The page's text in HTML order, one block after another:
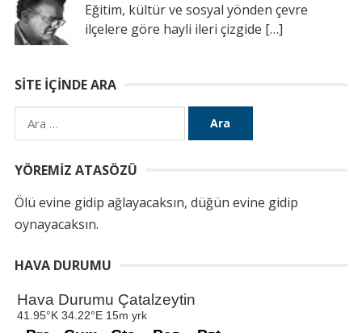
Eğitim, kültür ve sosyal yönden çevre
ilçelere göre hayli ileri çizgide […]
SITE İÇINDE ARA
Arama:
YÖREMIZ ATASÖZÜ
Ölü evine gidip ağlayacaksın, düğün evine gidip
oynayacaksın.
HAVA DURUMU